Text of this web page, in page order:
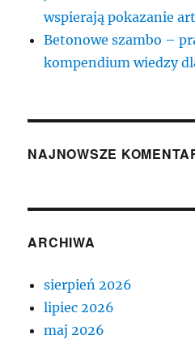
wspierają pokazanie
Betonowe szambo –
kompendium wiedzy
NAJNOWSZE
ARCHIWA
sierpień 2026
lipiec 2026
maj 2026